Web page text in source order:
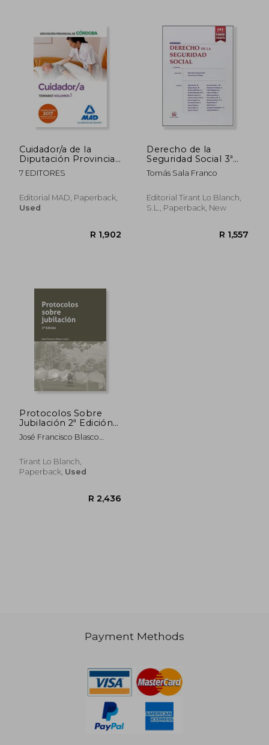
R 462
Sep&Uacute;Lveda
G&Oacute;Me
R 613
Cuidador/a de la
Diputación Provincial
de Córdoba. Temario
Volumen 1
7 EDITORES
Editorial MAD, Paperback,
Used
Derecho de la
Seguridad Social 3ª
Edición 2014
(Manuales de
Seguridad Social)
Tomás Sala Franco
Editorial Tirant Lo Blanch,
S.L., Paperback, New
Protocolos Sobre
Jubilación 2ª Edición
2016
José Francisco Blasco
Tirant Lo Blanch,
Paperback, Used
Payment Methods